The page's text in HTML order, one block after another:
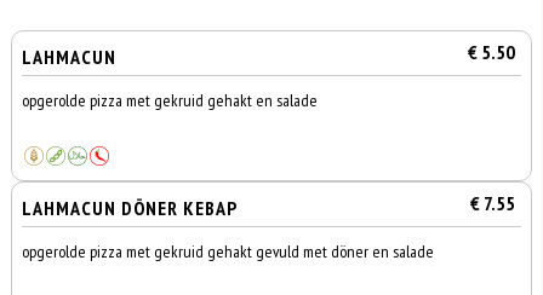
LAHMACUN € 5.50
opgerolde pizza met gekruid gehakt en salade
LAHMACUN DÖNER KEBAP € 7.55
opgerolde pizza met gekruid gehakt gevuld met döner en salade